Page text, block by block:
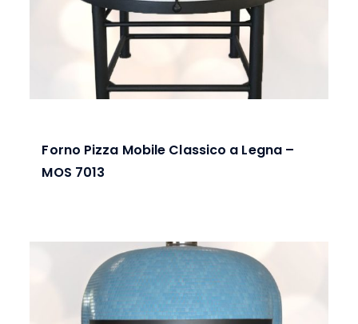
Forno Pizza Mobile Classico a Legna –
MOS 7013